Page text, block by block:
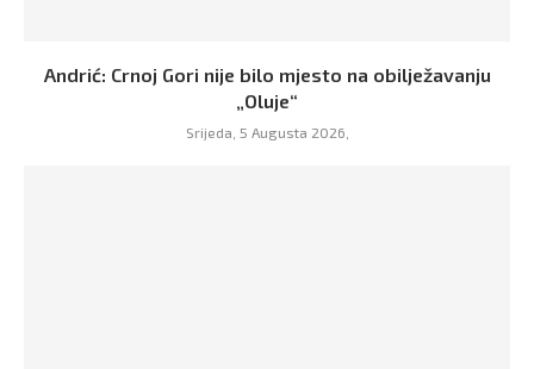
Andrić: Crnoj Gori nije bilo mjesto na obilježavanju
„Oluje“
Srijeda, 5 Augusta 2026,